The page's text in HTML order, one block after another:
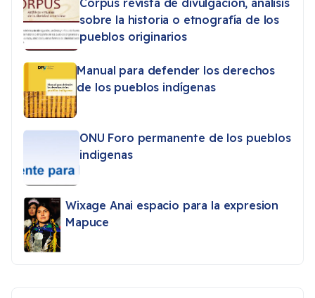
Corpus revista de divulgación, análisis
sobre la historia o etnografía de los
pueblos originarios
Manual para defender los derechos
de los pueblos indígenas
ONU Foro permanente de los pueblos
indigenas
Wixage Anai espacio para la expresion
Mapuce